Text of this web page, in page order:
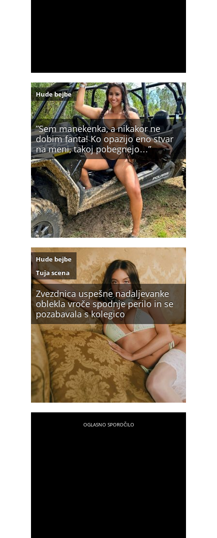
”Sem manekenka, a nikakor ne
dobim fanta! Ko opazijo eno stvar
na meni, takoj pobegnejo…”
Hude bejbe
Zvezdnica uspešne nadaljevanke
oblekla vroče spodnje perilo in se
pozabavala s kolegico
Hude bejbe
Tuja scena